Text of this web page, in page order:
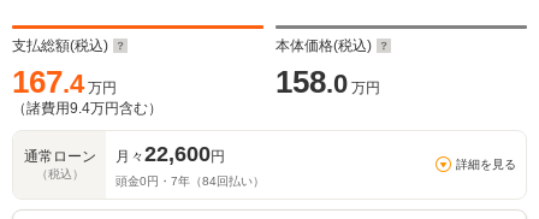
支払総額(税込)
167.4万円
（諸費用9.4万円含む）
本体価格(税込)
158.0 万円
通常ローン
（税込）
月々22,600円
頭金0円・ 7年（84回払い）
詳細を見る